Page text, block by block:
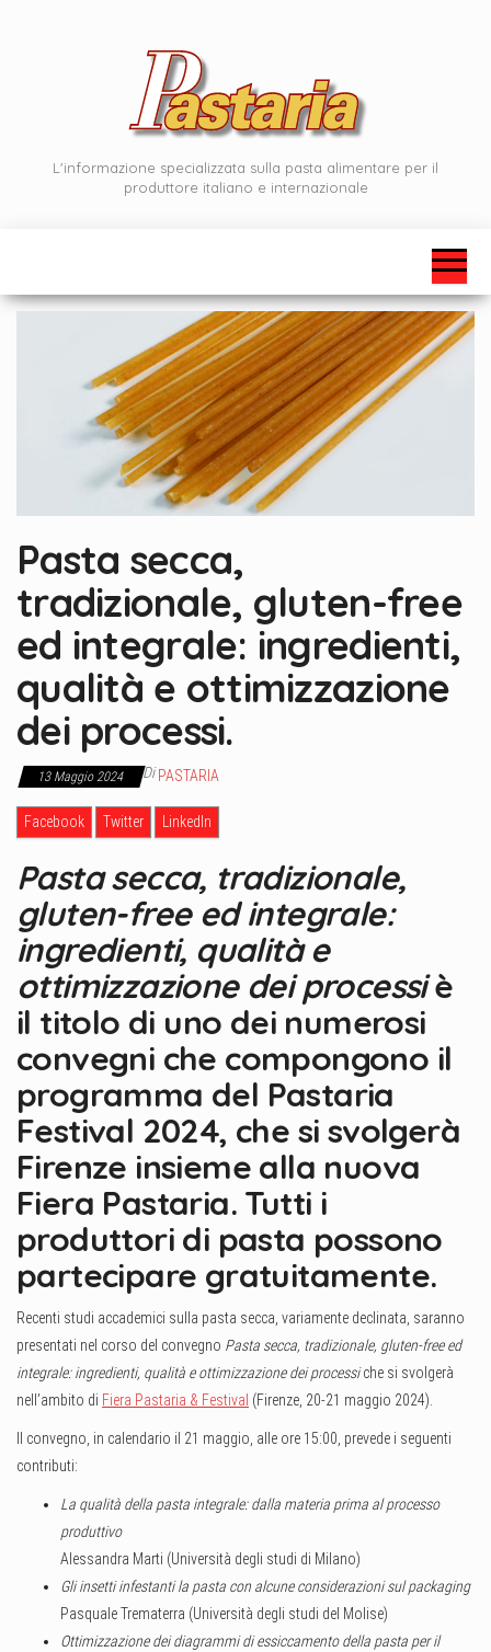
L'informazione specializzata sulla pasta alimentare per il
produttore italiano e internazionale
Pasta secca,
tradizionale, gluten-free
ed integrale: ingredienti,
qualità e ottimizzazione
dei processi.
13 Maggio 2024 Di PASTARIA
Facebook Twitter LinkedIn
Pasta secca, tradizionale,
gluten-free ed integrale:
ingredienti, qualità e
ottimizzazione dei processiè
il titolo di uno dei numerosi
convegni che compongono il
programma del Pastaria
Festival 2024, che si svolgerà
Firenze insieme alla nuova
Fiera Pastaria. Tutti i
produttori di pasta possono
partecipare gratuitamente.
Recenti studi accademici sulla pasta secca, variamente declinata, saranno
presentati nel corso del convegno Pasta secca, tradizionale, gluten-free ed
integrale: ingredienti, qualità e ottimizzazione dei processiche si svolgerà
nell’ambito di Fiera Pastaria & Festival (Firenze, 20-21 maggio 2024).
Il convegno, in calendario il 21 maggio, alle ore 15:00, prevede i seguenti
contributi:
La qualità della pasta integrale: dalla materia prima al processo
produttivo
Alessandra Marti (Università degli studi di Milano)
Gli insetti infestanti la pasta con alcune considerazioni sul packaging
Pasquale Trematerra (Università degli studi del Molise)
Ottimizzazione dei diagrammi di essiccamento della pasta per il